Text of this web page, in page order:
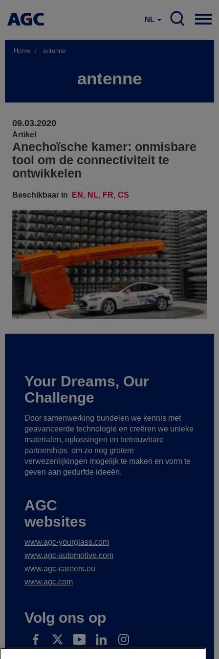
NL
Home antenne
antenne
09.03.2020
Artikel
Anechoïsche kamer: onmisbare
tool om de connectiviteit te
ontwikkelen
Beschikbaar in EN NL FR CS
Your Dreams, Our
Challenge
Door samenwerking bundelen we kennis met
geavanceerde technologie en creëren we unieke
materialen, oplossingen en betrouwbare
partnerships om zo nog grotere
verwezenlijkingen mogelijk te maken en vorm te
geven aan gedurfde ideeën.
AGC
websites
www.agc-yourglass.com
www.agc-automotive.com
www.agc-careers.eu
www.agc.com
Volg ons op